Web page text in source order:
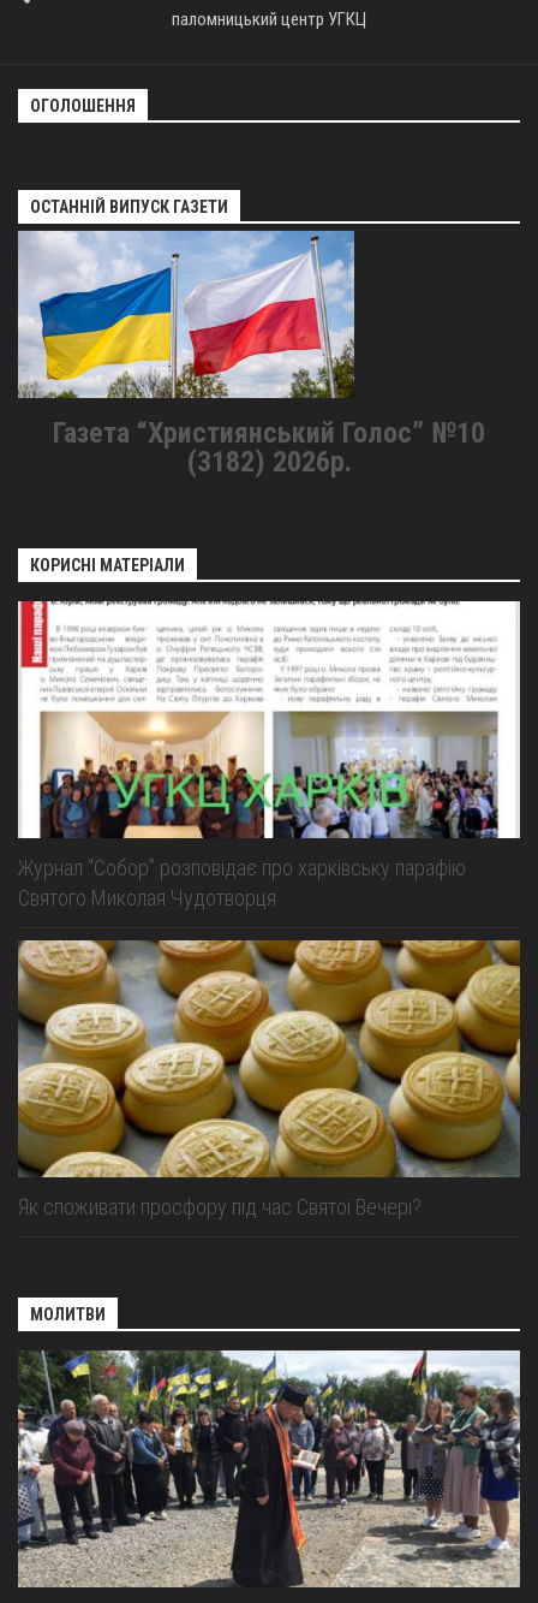
паломницький центр УГКЦ
ОГОЛОШЕННЯ
ОСТАННІЙ ВИПУСК ГАЗЕТИ
Газета “Християнський Голос” №10
(3182) 2026р.
КОРИСНІ МАТЕРІАЛИ
Журнал “Собор” розповідає про харківську парафію
Святого Миколая Чудотворця
Як споживати просфору під час Святої Вечері?
МОЛИТВИ